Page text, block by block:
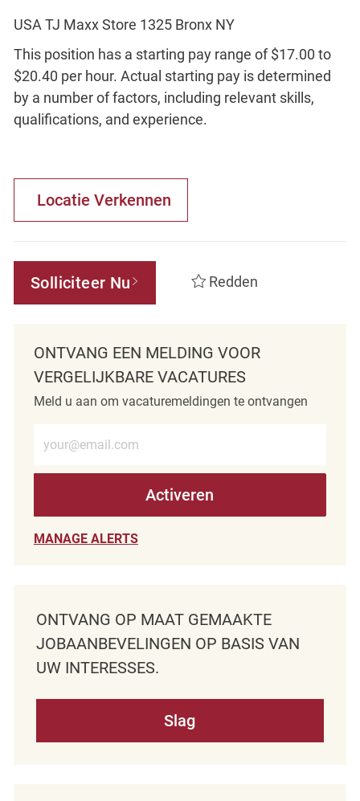
USA TJ Maxx Store 1325 Bronx NY
This position has a starting pay range of $17.00 to
$20.40 per hour. Actual starting pay is determined
by a number of factors, including relevant skills,
qualifications, and experience.
Locatie Verkennen
Solliciteer Nu Redden
ONTVANG EEN MELDING VOOR
VERGELIJKBARE VACATURES
Meld u aan om vacaturemeldingen te ontvangen
Activeren
MANAGE ALERTS
ONTVANG OP MAAT GEMAAKTE
JOBAANBEVELINGEN OP BASIS VAN
UW INTERESSES.
Slag